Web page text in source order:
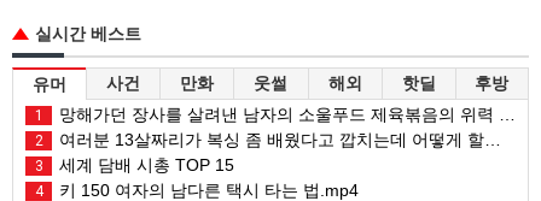
실시간 베스트
유머 사건 만화 웃썰 해외 핫딜 후방
1 망해가던 장사를 살려낸 남자의 소울푸드 제육볶음의 위력 ㅋㅋ
2 여러분 13살짜리가 복싱 좀 배웠다고 깝치는데 어떻게 할까요?
3 세계 담배 시총 TOP 15
4 키 150 여자의 남다른 택시 타는 법.mp4